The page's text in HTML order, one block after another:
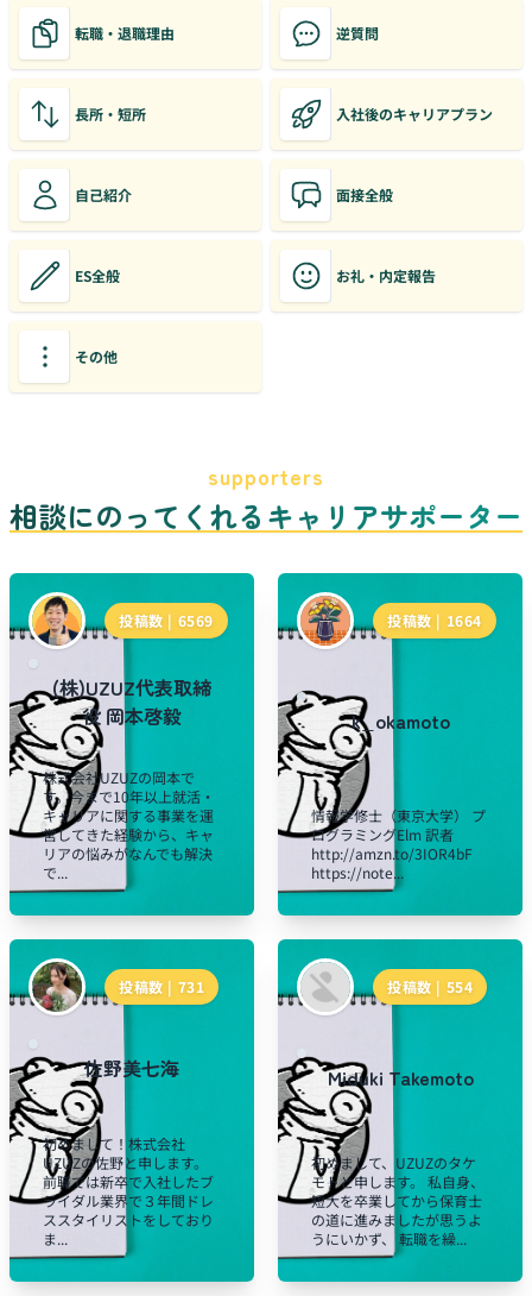
転職・退職理由 逆質問
長所・短所 入社後のキャリアプラン
自己紹介 面接全般
ES全般 お礼・内定報告
その他
supporters
相談にのってくれるキャリアサポーター
投稿数 | 6569
(株)UZUZ代表取締
役 岡本啓毅
株式会社UZUZの岡本で
す。今まで10年以上就活・
キャリアに関する事業を運
営してきた経験から、キャ
リアの悩みがなんでも解決
で...
投稿数 | 1664
k_okamoto
情報学修士（東京大学） プ
ログラミングElm 訳者
http://amzn.to/3IOR4bF
https://note...
投稿数 | 731
佐野美七海
初めまして！株式会社
UZUZの佐野と申します。
前職では新卒で入社したブ
ライダル業界で３年間ドレ
ススタイリストをしており
ま...
投稿数 | 554
Miduki Takemoto
初めまして、UZUZのタケ
モトと申します。 私自身、
短大を卒業してから保育士
の道に進みましたが思うよ
うにいかず、 転職を繰...